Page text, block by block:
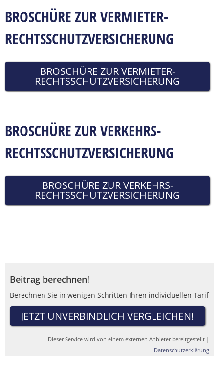
BROSCHÜRE ZUR VERMIETER-
RECHTSSCHUTZVERSICHERUNG
BROSCHÜRE ZUR VERMIETER-
RECHTSSCHUTZVERSICHERUNG
BROSCHÜRE ZUR VERKEHRS-
RECHTSSCHUTZVERSICHERUNG
BROSCHÜRE ZUR VERKEHRS-
RECHTSSCHUTZVERSICHERUNG
Beitrag berechnen!
Berechnen Sie in wenigen Schritten Ihren individuellen Tarif
JETZT UNVERBINDLICH VERGLEICHEN!
Dieser Service wird von einem externen Anbieter bereitgestellt |
Datenschutzerklärung